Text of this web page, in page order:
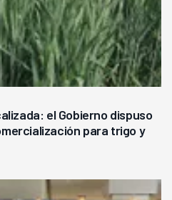
el Gobierno dispuso
para trigo y